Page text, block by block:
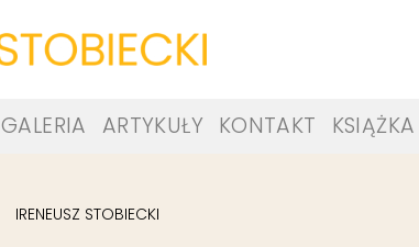
GALERIA ARTYKUŁY KONTAKT KSIĄŻKA
IRENEUSZ STOBIECKI